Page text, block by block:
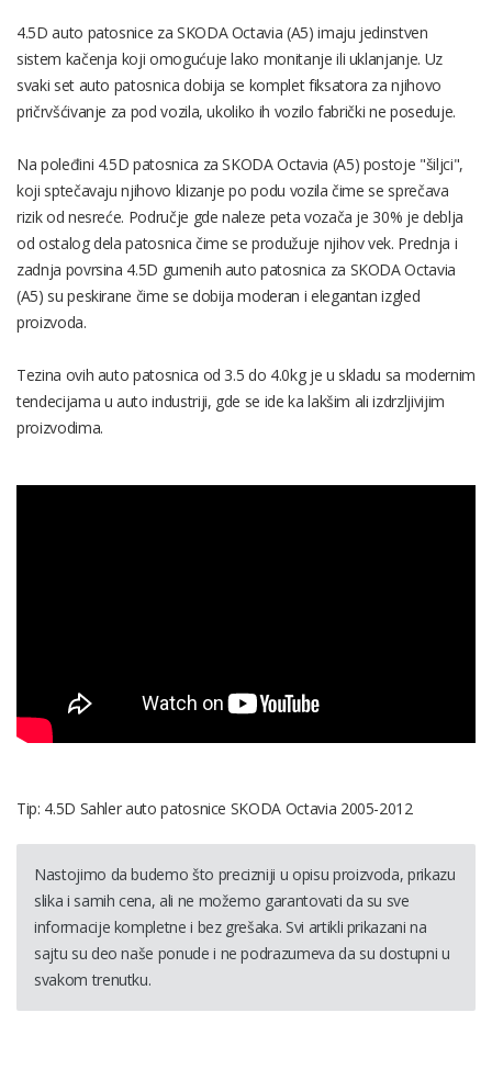
4.5D auto patosnice za SKODA Octavia (A5) imaju jedinstven
sistem kačenja koji omogućuje lako monitanje ili uklanjanje. Uz
svaki set auto patosnica dobija se komplet fiksatora za njihovo
pričrvšćivanje za pod vozila, ukoliko ih vozilo fabrički ne poseduje.
Na poleđini 4.5D patosnica za SKODA Octavia (A5) postoje "šiljci",
koji sptečavaju njihovo klizanje po podu vozila čime se sprečava
rizik od nesreće. Područje gde naleze peta vozača je 30% je deblja
od ostalog dela patosnica čime se produžuje njihov vek. Prednja i
zadnja povrsina 4.5D gumenih auto patosnica za SKODA Octavia
(A5) su peskirane čime se dobija moderan i elegantan izgled
proizvoda.
Tezina ovih auto patosnica od 3.5 do 4.0kg je u skladu sa modernim
tendecijama u auto industriji, gde se ide ka lakšim ali izdrzljivijim
proizvodima.
Tip: 4.5D Sahler auto patosnice SKODA Octavia 2005-2012
Nastojimo da budemo što precizniji u opisu proizvoda, prikazu
slika i samih cena, ali ne možemo garantovati da su sve
informacije kompletne i bez grešaka. Svi artikli prikazani na
sajtu su deo naše ponude i ne podrazumeva da su dostupni u
svakom trenutku.